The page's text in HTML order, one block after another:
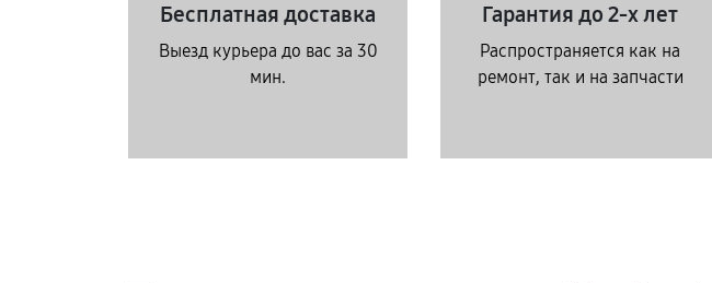
Бесплатная доставка
Выезд курьера до вас за 30
мин.
Гарантия до 2-х лет
Распространяется как на
ремонт, так и на запчасти